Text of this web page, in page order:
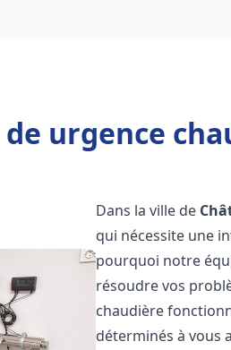
urgence
Dans la ville de
qui nécessite une
pourquoi notre
résoudre vos
chaudière
déterminés à vous